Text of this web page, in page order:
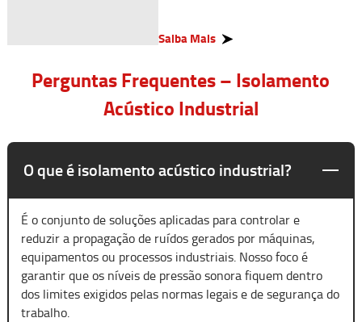
Saiba Mais
Perguntas Frequentes – Isolamento
Acústico Industrial
O que é isolamento acústico industrial?
É o conjunto de soluções aplicadas para controlar e
reduzir a propagação de ruídos gerados por máquinas,
equipamentos ou processos industriais. Nosso foco é
garantir que os níveis de pressão sonora fiquem dentro
dos limites exigidos pelas normas legais e de segurança do
trabalho.